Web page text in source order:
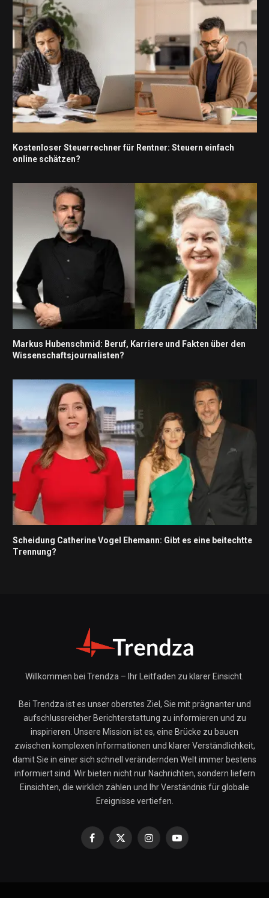
Kostenloser Steuerrechner für Rentner: Steuern einfach
online schätzen?
Markus Hubenschmid: Beruf, Karriere und Fakten über den
Wissenschaftsjournalisten?
Scheidung Catherine Vogel Ehemann: Gibt es eine beitechtte
Trennung?
Willkommen bei Trendza – Ihr Leitfaden zu klarer Einsicht.
Bei Trendza ist es unser oberstes Ziel, Sie mit prägnanter und
aufschlussreicher Berichterstattung zu informieren und zu
inspirieren. Unsere Mission ist es, eine Brücke zu bauen
zwischen komplexen Informationen und klarer Verständlichkeit,
damit Sie in einer sich schnell verändernden Welt immer bestens
informiert sind. Wir bieten nicht nur Nachrichten, sondern liefern
Einsichten, die wirklich zählen und Ihr Verständnis für globale
Ereignisse vertiefen.
Facebook
X
InstagramYouTube